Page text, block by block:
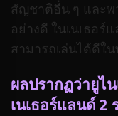
สัญชาติอื่น ๆ และพ
อย่างดี ในเนเธอร์
สามารถเล่นได้ดีใ
ผลปรากฏว่ายูไ
เนเธอร์แลนด์ 2